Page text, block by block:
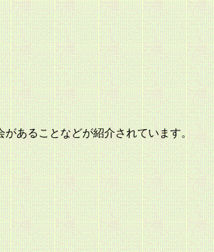
あることなどが紹介されています。